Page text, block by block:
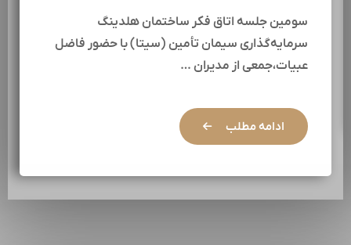
سومین جلسه اتاق فکر ساختمان هلدینگ
سرمایه‌گذاری سیمان تأمین (سیتا) با حضور فاضل
عبیات،جمعی از مدیران …
ادامه مطلب